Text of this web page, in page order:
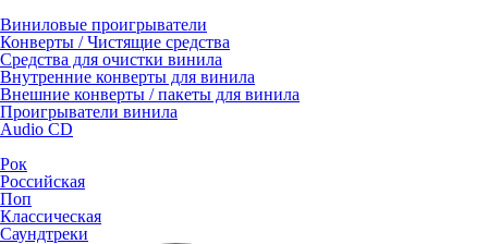
Виниловые проигрыватели
Конверты / Чистящие средства
Средства для очистки винила
Внутренние конверты для винила
Внешние конверты / пакеты для винила
Проигрыватели винила
Audio CD
Рок
Российская
Поп
Классическая
Саундтреки